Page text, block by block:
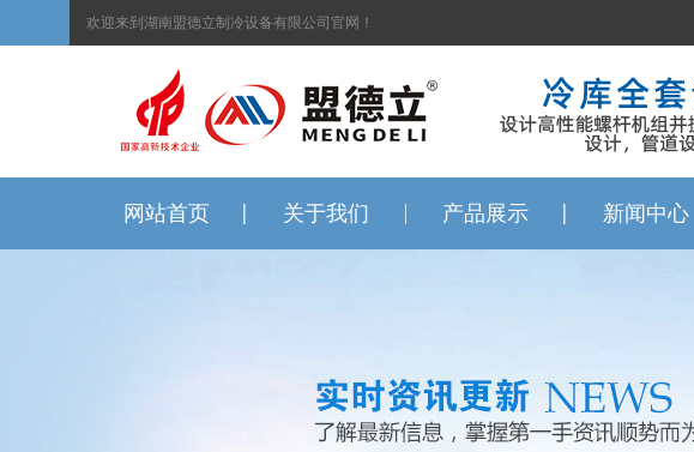
欢迎来到湖南盟德立制冷设备有限公司官网！
网站首页 关于我们 产品展示 新闻中心